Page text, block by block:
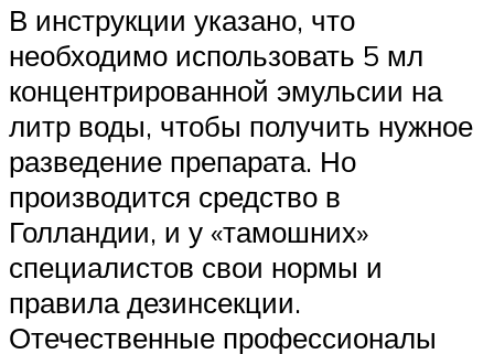
В инструкции указано, что
необходимо использовать 5 мл
концентрированной эмульсии на
литр воды, чтобы получить нужное
разведение препарата. Но
производится средство в
Голландии, и у «тамошних»
специалистов свои нормы и
правила дезинсекции.
Отечественные профессионалы